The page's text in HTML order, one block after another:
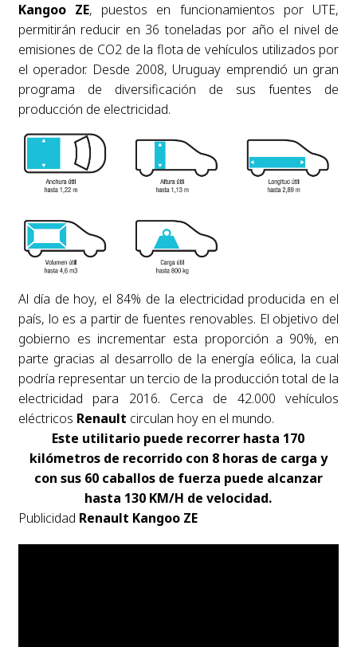
Kangoo ZE, puestos en funcionamientos por UTE,
permitirán reducir en 36 toneladas por año el nivel de
emisiones de CO2 de la flota de vehículos utilizados por
el operador. Desde 2008, Uruguay emprendió un gran
programa de diversificación de sus fuentes de
producción de electricidad.
Al día de hoy, el 84% de la electricidad producida en el
país, lo es a partir de fuentes renovables. El objetivo del
gobierno es incrementar esta proporción a 90%, en
parte gracias al desarrollo de la energía eólica, la cual
podría representar un tercio de la producción total de la
electricidad para 2016. Cerca de 42.000 vehículos
eléctricos Renault circulan hoy en el mundo.
Este utilitario puede recorrer hasta 170
kilómetros de recorrido con 8 horas de carga y
con sus 60 caballos de fuerza puede alcanzar
hasta 130 KM/H de velocidad.
Publicidad Renault Kangoo ZE